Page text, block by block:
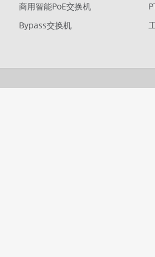
商用智能PoE交换机
Bypass交换机